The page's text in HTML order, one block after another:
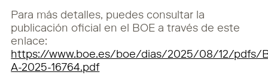
Para más detalles, puedes consultar la
publicación oficial en el BOE a través de este
enlace:
https://www.boe.es/boe/dias/2025/08/12/pdfs/
A-2025-16764.pdf